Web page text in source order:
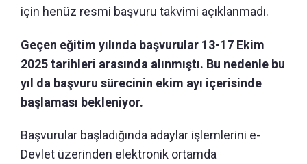
için henüz resmi başvuru takvimi açıklanmadı.
Geçen eğitim yılında başvurular 13-17 Ekim
2025 tarihleri arasında alınmıştı. Bu nedenle bu
yıl da başvuru sürecinin ekim ayı içerisinde
başlaması bekleniyor.
Başvurular başladığında adaylar işlemlerini e-
Devlet üzerinden elektronik ortamda